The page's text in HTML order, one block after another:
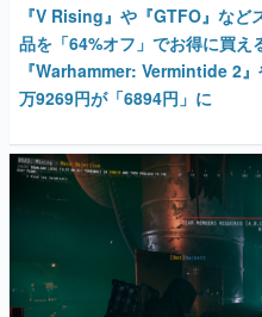
『V Rising』や『GTFO』など
品を「64%オフ」でお得に買え
『Warhammer: Vermintide 2
万9269円が「6894円」に